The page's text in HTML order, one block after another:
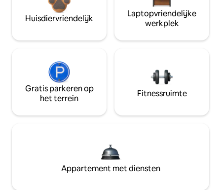
Huisdiervriendelijk
Laptopvriendelijke
werkplek
Gratis parkeren op
het terrein
Fitnessruimte
Appartement met diensten